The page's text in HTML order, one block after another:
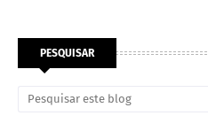
PESQUISAR